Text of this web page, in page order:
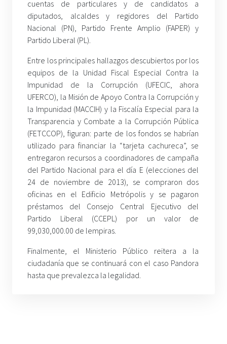
cuentas de particulares y de candidatos a
diputados, alcaldes y regidores del Partido
Nacional (PN), Partido Frente Amplio (FAPER) y
Partido Liberal (PL).
Entre los principales hallazgos descubiertos por los
equipos de la Unidad Fiscal Especial Contra la
Impunidad de la Corrupción (UFECIC, ahora
UFERCO), la Misión de Apoyo Contra la Corrupción y
la Impunidad (MACCIH) y la Fiscalía Especial para la
Transparencia y Combate a la Corrupción Pública
(FETCCOP), figuran: parte de los fondos se habrían
utilizado para financiar la “tarjeta cachureca”, se
entregaron recursos a coordinadores de campaña
del Partido Nacional para el día E (elecciones del
24 de noviembre de 2013), se compraron dos
oficinas en el Edificio Metrópolis y se pagaron
préstamos del Consejo Central Ejecutivo del
Partido Liberal (CCEPL) por un valor de
99,030,000.00 de lempiras.
Finalmente, el Ministerio Público reitera a la
ciudadanía que se continuará con el caso Pandora
hasta que prevalezca la legalidad.